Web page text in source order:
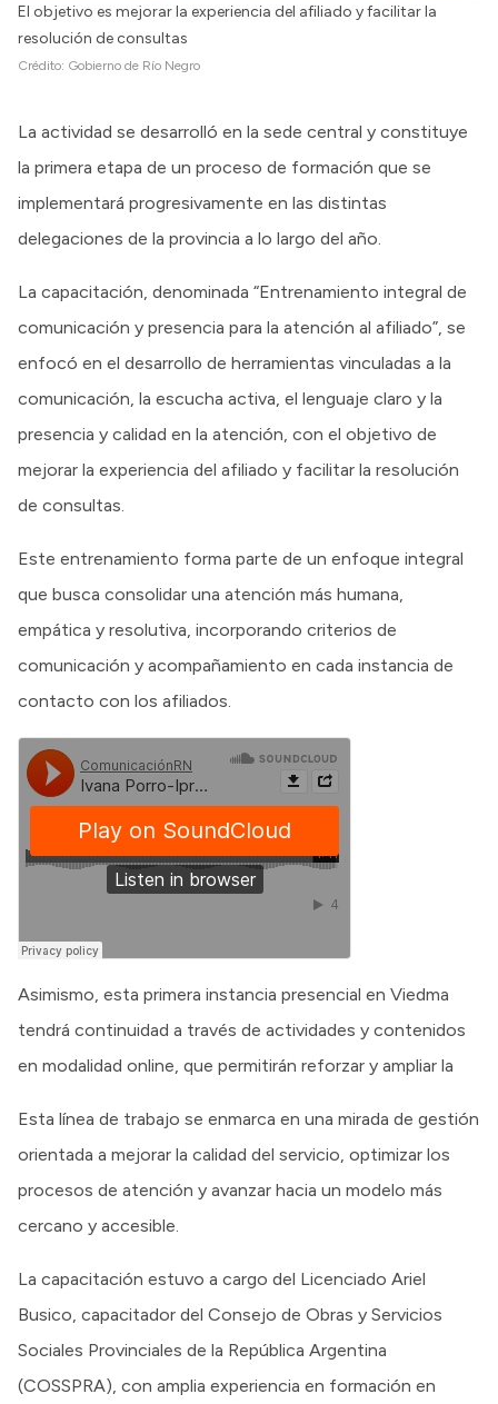
El objetivo es mejorar la experiencia del afiliado y facilitar la
resolución de consultas
Crédito: Gobierno de Río Negro
La actividad se desarrolló en la sede central y constituye
la primera etapa de un proceso de formación que se
implementará progresivamente en las distintas
delegaciones de la provincia a lo largo del año.
La capacitación, denominada “Entrenamiento integral de
comunicación y presencia para la atención al afiliado”, se
enfocó en el desarrollo de herramientas vinculadas a la
comunicación, la escucha activa, el lenguaje claro y la
presencia y calidad en la atención, con el objetivo de
mejorar la experiencia del afiliado y facilitar la resolución
de consultas.
Este entrenamiento forma parte de un enfoque integral
que busca consolidar una atención más humana,
empática y resolutiva, incorporando criterios de
comunicación y acompañamiento en cada instancia de
contacto con los afiliados.
Asimismo, esta primera instancia presencial en Viedma
tendrá continuidad a través de actividades y contenidos
en modalidad online, que permitirán reforzar y ampliar la
Esta línea de trabajo se enmarca en una mirada de gestión
orientada a mejorar la calidad del servicio, optimizar los
procesos de atención y avanzar hacia un modelo más
cercano y accesible.
La capacitación estuvo a cargo del Licenciado Ariel
Busico, capacitador del Consejo de Obras y Servicios
Sociales Provinciales de la República Argentina
(COSSPRA), con amplia experiencia en formación en